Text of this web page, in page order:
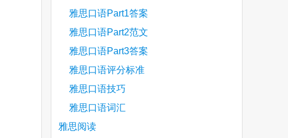
雅思口语Part1答案
雅思口语Part2范文
雅思口语Part3答案
雅思口语评分标准
雅思口语技巧
雅思口语词汇
雅思阅读